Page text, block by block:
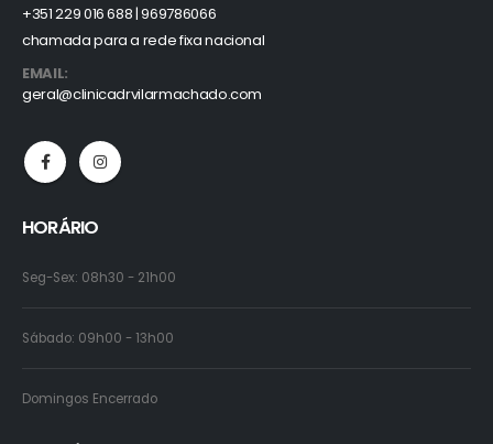
+351 229 016 688 | 969786066
chamada para a rede fixa nacional
EMAIL:
geral@clinicadrvilarmachado.com
HORÁRIO
Seg-Sex: 08h30 - 21h00
Sábado: 09h00 - 13h00
Domingos Encerrado